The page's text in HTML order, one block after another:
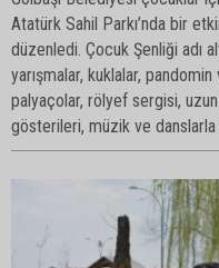
Atatürk Sahil Parkı’nda bir
düzenledi. Çocuk Şenliği adı
yarışmalar, kuklalar,
palyaçolar, rölyef sergisi,
gösterileri, müzik ve